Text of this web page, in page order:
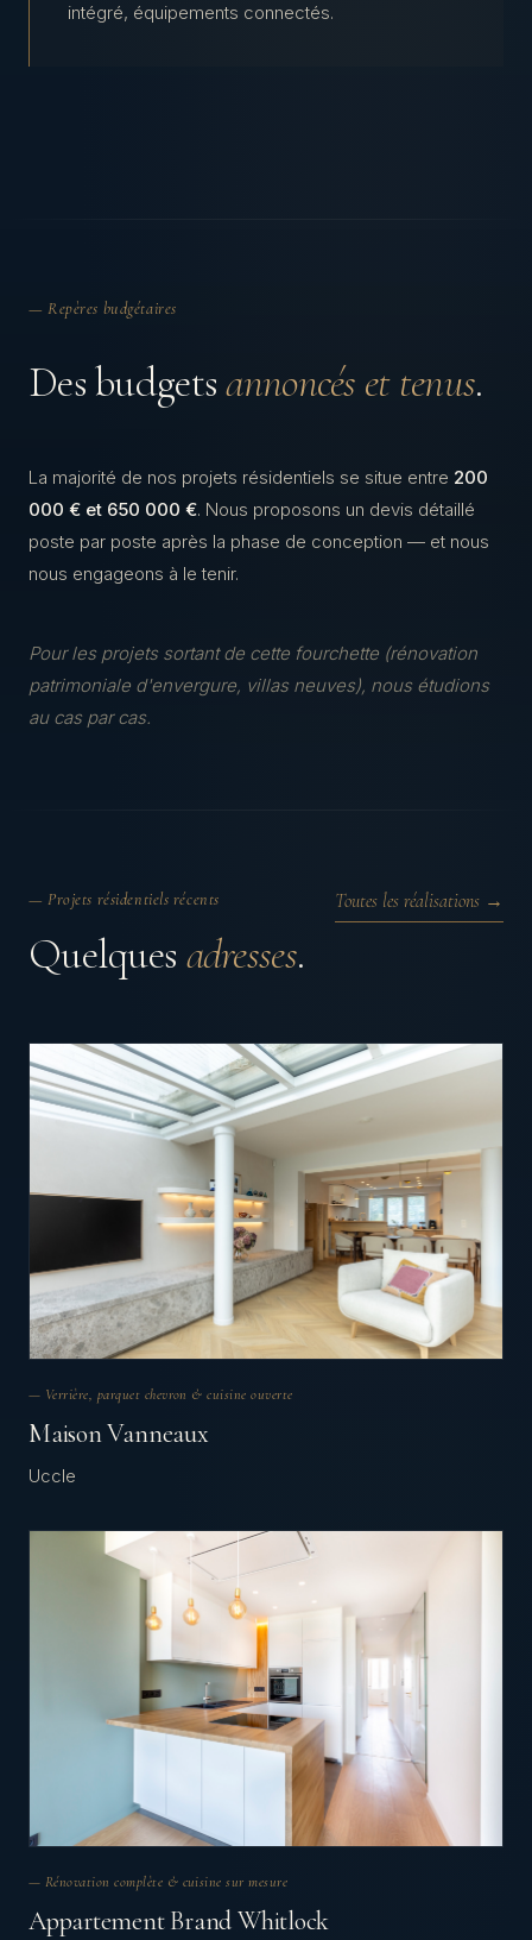
intégré, équipements connectés.
— Repères budgétaires
Des budgetsannoncés et tenus.
La majorité de nos projets résidentiels se situe entre 200
000 € et 650 000 €. Nous proposons un devis détaillé
poste par poste après la phase de conception — et nous
nous engageons à le tenir.
Pour les projets sortant de cette fourchette (rénovation
patrimoniale d'envergure, villas neuves), nous étudions
au cas par cas.
— Projets résidentiels récents
Quelques adresses.
Toutes les réalisations →
— Verrière, parquet chevron & cuisine ouverte
Maison Vanneaux
Uccle
— Rénovation complète & cuisine sur mesure
Appartement Brand Whitlock